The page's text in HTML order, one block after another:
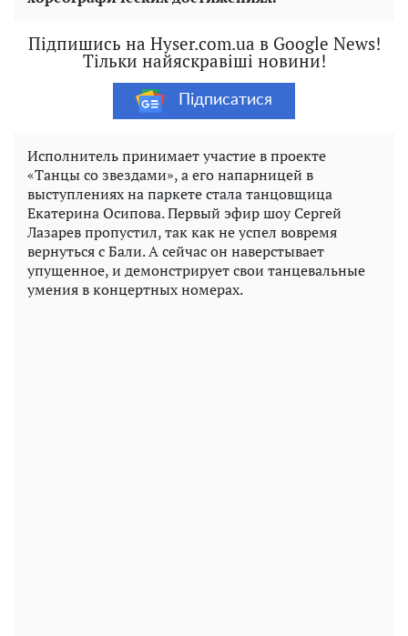
Підпишись на Hyser.com.ua в Google News!
Тільки найяскравіші новини!
Підписатися
Исполнитель принимает участие в проекте
«Танцы со звездами», а его напарницей в
выступлениях на паркете стала танцовщица
Екатерина Осипова. Первый эфир шоу Сергей
Лазарев пропустил, так как не успел вовремя
вернуться с Бали. А сейчас он наверстывает
упущенное, и демонстрирует свои танцевальные
умения в концертных номерах.